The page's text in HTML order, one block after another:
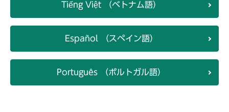
Tiếng Việt （ベトナム語）
Español （スペイン語）
Português （ポルトガル語）